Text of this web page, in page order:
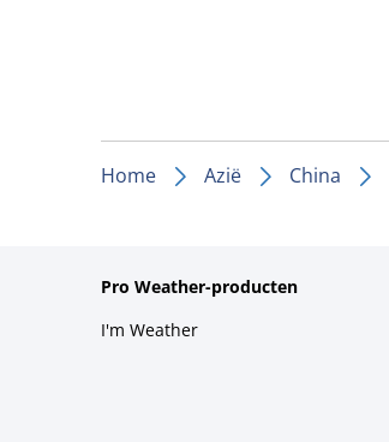
Home Azië China
Pro Weather-producten
I'm Weather